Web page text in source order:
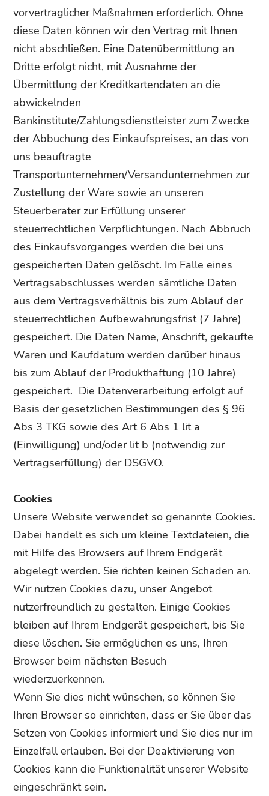
vorvertraglicher Maßnahmen erforderlich. Ohne
diese Daten können wir den Vertrag mit Ihnen
nicht abschließen. Eine Datenübermittlung an
Dritte erfolgt nicht, mit Ausnahme der
Übermittlung der Kreditkartendaten an die
abwickelnden
Bankinstitute/Zahlungsdienstleister zum Zwecke
der Abbuchung des Einkaufspreises, an das von
uns beauftragte
Transportunternehmen/Versandunternehmen zur
Zustellung der Ware sowie an unseren
Steuerberater zur Erfüllung unserer
steuerrechtlichen Verpflichtungen. Nach Abbruch
des Einkaufsvorganges werden die bei uns
gespeicherten Daten gelöscht. Im Falle eines
Vertragsabschlusses werden sämtliche Daten
aus dem Vertragsverhältnis bis zum Ablauf der
steuerrechtlichen Aufbewahrungsfrist (7 Jahre)
gespeichert. Die Daten Name, Anschrift, gekaufte
Waren und Kaufdatum werden darüber hinaus
bis zum Ablauf der Produkthaftung (10 Jahre)
gespeichert. Die Datenverarbeitung erfolgt auf
Basis der gesetzlichen Bestimmungen des § 96
Abs 3 TKG sowie des Art 6 Abs 1 lit a
(Einwilligung) und/oder lit b (notwendig zur
Vertragserfüllung) der DSGVO.
Cookies
Unsere Website verwendet so genannte Cookies.
Dabei handelt es sich um kleine Textdateien, die
mit Hilfe des Browsers auf Ihrem Endgerät
abgelegt werden. Sie richten keinen Schaden an.
Wir nutzen Cookies dazu, unser Angebot
nutzerfreundlich zu gestalten. Einige Cookies
bleiben auf Ihrem Endgerät gespeichert, bis Sie
diese löschen. Sie ermöglichen es uns, Ihren
Browser beim nächsten Besuch
wiederzuerkennen.
Wenn Sie dies nicht wünschen, so können Sie
Ihren Browser so einrichten, dass er Sie über das
Setzen von Cookies informiert und Sie dies nur im
Einzelfall erlauben. Bei der Deaktivierung von
Cookies kann die Funktionalität unserer Website
eingeschränkt sein.